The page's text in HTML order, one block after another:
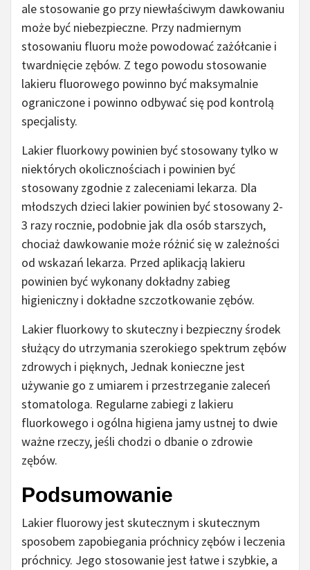
ale stosowanie go przy niewłaściwym dawkowaniu
może być niebezpieczne. Przy nadmiernym
stosowaniu fluoru może powodować zażółcanie i
twardnięcie zębów. Z tego powodu stosowanie
lakieru fluorowego powinno być maksymalnie
ograniczone i powinno odbywać się pod kontrolą
specjalisty.
Lakier fluorkowy powinien być stosowany tylko w
niektórych okolicznościach i powinien być
stosowany zgodnie z zaleceniami lekarza. Dla
młodszych dzieci lakier powinien być stosowany 2-
3 razy rocznie, podobnie jak dla osób starszych,
chociaż dawkowanie może różnić się w zależności
od wskazań lekarza. Przed aplikacją lakieru
powinien być wykonany dokładny zabieg
higieniczny i dokładne szczotkowanie zębów.
Lakier fluorkowy to skuteczny i bezpieczny środek
służący do utrzymania szerokiego spektrum zębów
zdrowych i pięknych, Jednak konieczne jest
używanie go z umiarem i przestrzeganie zaleceń
stomatologa. Regularne zabiegi z lakieru
fluorkowego i ogólna higiena jamy ustnej to dwie
ważne rzeczy, jeśli chodzi o dbanie o zdrowie
zębów.
Podsumowanie
Lakier fluorowy jest skutecznym i skutecznym
sposobem zapobiegania próchnicy zębów i leczenia
próchnicy. Jego stosowanie jest łatwe i szybkie, a